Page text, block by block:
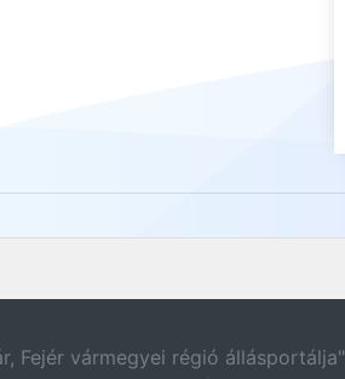
Fejér vármegyei régió állásportálja"